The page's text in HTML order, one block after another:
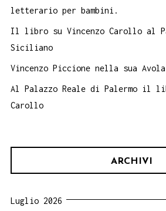
letterario per bambini.
Il libro su Vincenzo Carollo al
Siciliano
Vincenzo Piccione nella sua Avola
Al Palazzo Reale di Palermo il
Carollo
ARCHIVI
Luglio 2026